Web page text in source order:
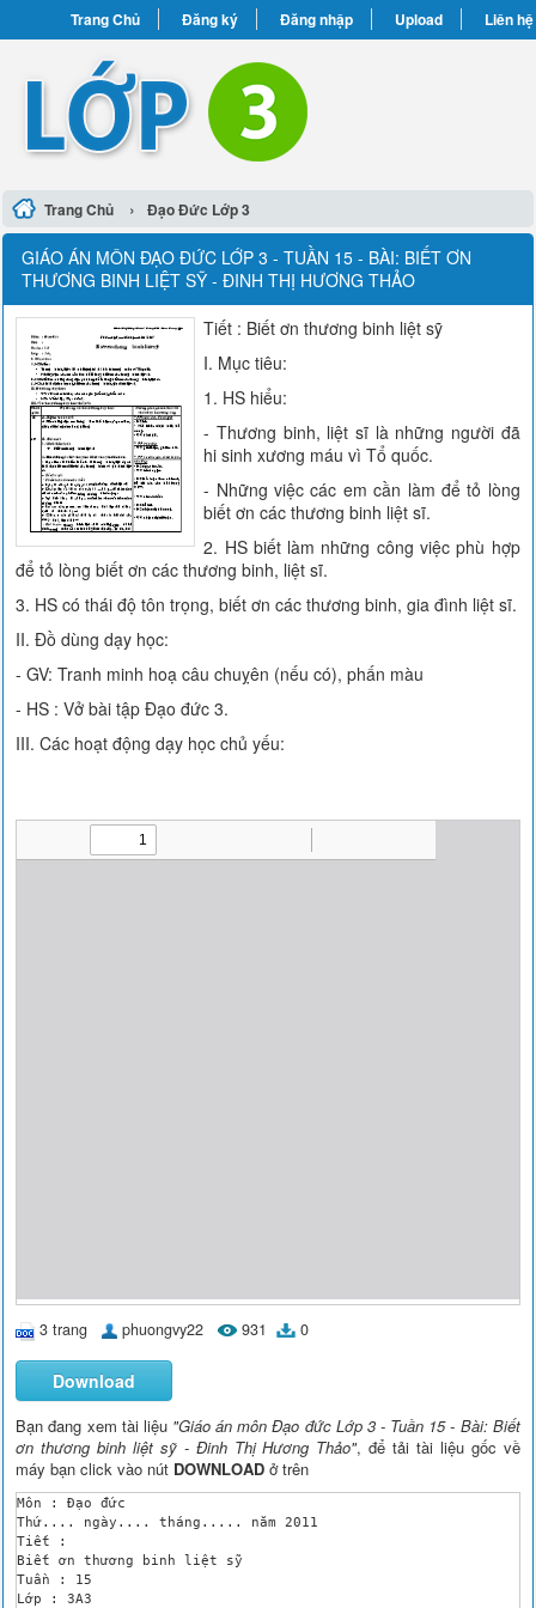
Trang Chủ Đăng ký Đăng nhập Upload Liên hệ
Trang Chủ › Đạo Đức Lớp 3
GIÁO ÁN MÔN ĐẠO ĐỨC LỚP 3 - TUẦN 15 - BÀI: BIẾT ƠN
THƯƠNG BINH LIỆT SỸ - ĐINH THỊ HƯƠNG THẢO
Tiết : Biết ơn thương binh liệt sỹ
I. Mục tiêu:
1. HS hiểu:
- Thương binh, liệt sĩ là những người đã
hi sinh xương máu vì Tổ quốc.
- Những việc các em cần làm để tỏ lòng
biết ơn các thương binh liệt sĩ.
2. HS biết làm những công việc phù hợp
để tỏ lòng biết ơn các thương binh, liệt sĩ.
3. HS có thái độ tôn trọng, biết ơn các thương binh, gia đình liệt sĩ.
II. Đồ dùng dạy học:
- GV: Tranh minh hoạ câu chuỵên (nếu có), phấn màu
- HS : Vở bài tập Đạo đức 3.
III. Các hoạt động dạy học chủ yếu:
3 trang phuongvy22 931 0
Download
Bạn đang xem tài liệu "Giáo án môn Đạo đức Lớp 3 - Tuần 15 - Bài: Biết
ơn thương binh liệt sỹ - Đinh Thị Hương Thảo", để tải tài liệu gốc về
máy bạn click vào nút DOWNLOAD ở trên
Môn : Đạo đức
Thứ.... ngày.... tháng..... năm 2011
Tiết :
Biết ơn thương binh liệt sỹ
Tuần : 15
Lớp : 3A3